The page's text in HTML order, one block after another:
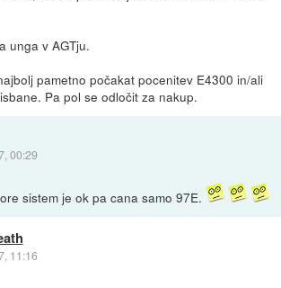
unga v AGTju.
pametno počakat pocenitev E4300 in/ali
Pa pol se odločit za nakup.
00:29
sistem je ok pa cana samo 97E.
11:16